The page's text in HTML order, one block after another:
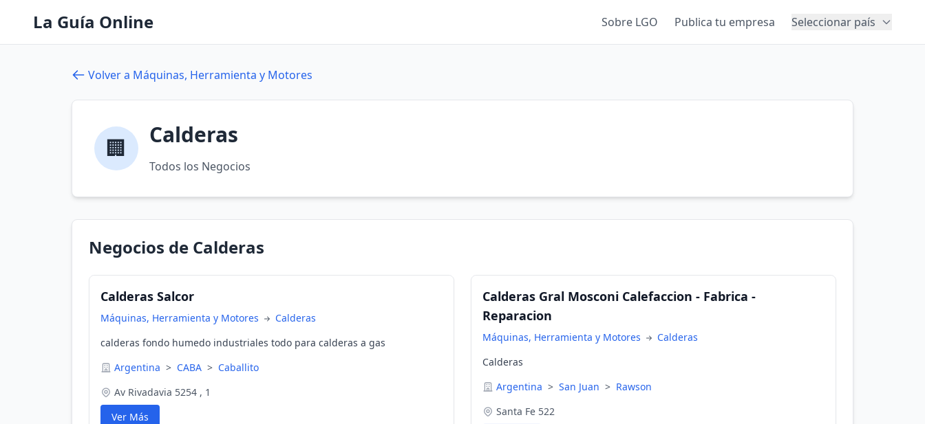
La Guía Online Sobre LGO Publica tu empresa Seleccionar país
Volver a Máquinas, Herramienta y Motores
🏢 Calderas
Todos los Negocios
Negocios de Calderas
Calderas Salcor
Máquinas, Herramienta y Motores
Calderas
calderas fondo humedo industriales todo para calderas a gas
Argentina > CABA > Caballito
Av Rivadavia 5254 , 1
Ver Más
Calderas Gral Mosconi Calefaccion - Fabrica -
Reparacion
Máquinas, Herramienta y Motores
Calderas
Calderas
Argentina > San Juan > Rawson
Santa Fe 522